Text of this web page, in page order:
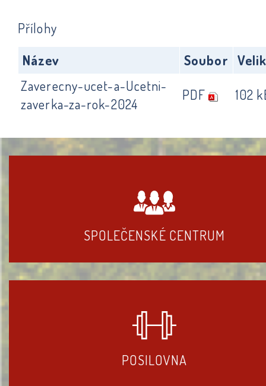
Přílohy
Název
Soubor
Zaverecny-ucet-a-Ucetni-
zaverka-za-rok-2024
PDF 102
SPOLEČENSKÉ CENTRUM
POSILOVNA